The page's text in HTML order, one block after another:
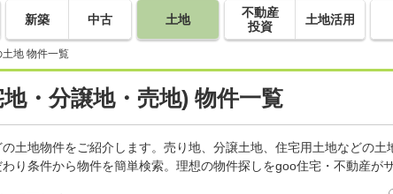
新築 中古 土地
不動産
投資
土地活用
地 物件一覧
・分譲地・売地) 物件一覧
土地物件をご紹介します。売り地、分譲土地、住宅用土地などの土
り条件から物件を簡単検索。理想の物件探しをgoo住宅・不動産が